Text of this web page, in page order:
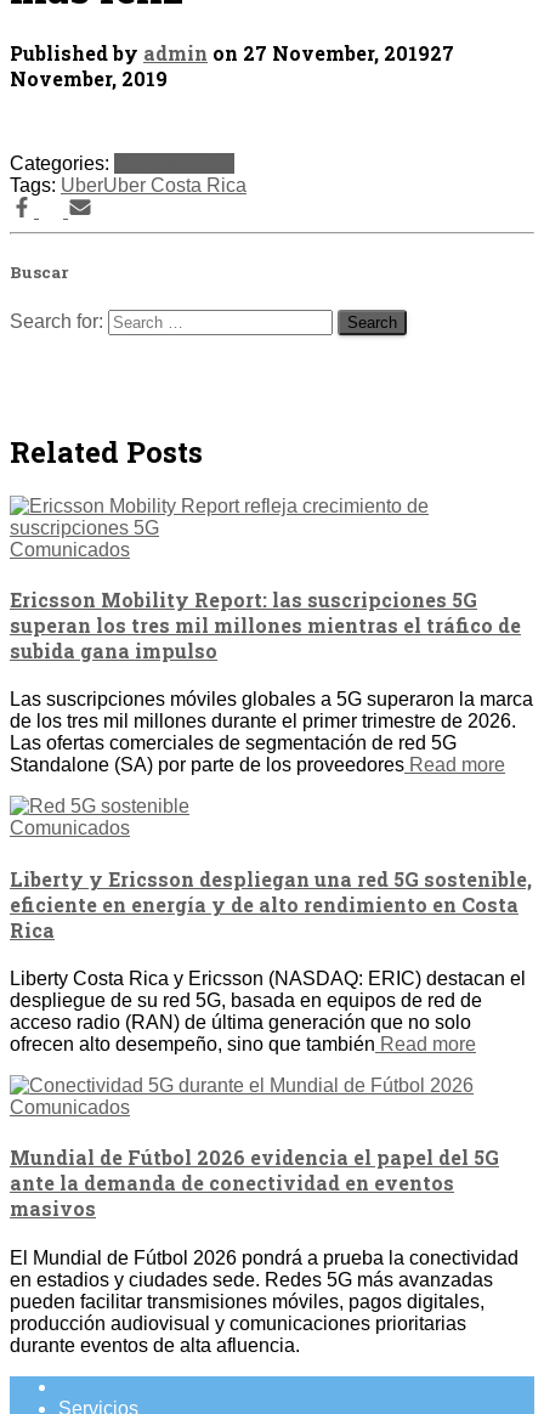
Published by admin on 27 November, 201927
November, 2019
Categories:
Tags: UberUber Costa Rica
Buscar
Search for:
Related Posts
Comunicados
Ericsson Mobility Report: las suscripciones 5G
superan los tres mil millones mientras el tráfico de
subida gana impulso
Las suscripciones móviles globales a 5G superaron la marca
de los tres mil millones durante el primer trimestre de 2026.
Las ofertas comerciales de segmentación de red 5G
Standalone (SA) por parte de los proveedores Read more
Comunicados
Liberty y Ericsson despliegan una red 5G sostenible,
eficiente en energía y de alto rendimiento en Costa
Rica
Liberty Costa Rica y Ericsson (NASDAQ: ERIC) destacan el
despliegue de su red 5G, basada en equipos de red de
acceso radio (RAN) de última generación que no solo
ofrecen alto desempeño, sino que también Read more
Comunicados
Mundial de Fútbol 2026 evidencia el papel del 5G
ante la demanda de conectividad en eventos
masivos
El Mundial de Fútbol 2026 pondrá a prueba la conectividad
en estadios y ciudades sede. Redes 5G más avanzadas
pueden facilitar transmisiones móviles, pagos digitales,
producción audiovisual y comunicaciones prioritarias
durante eventos de alta afluencia.
Servicios